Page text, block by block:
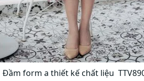
Đầm form a thiết kế chất liệu